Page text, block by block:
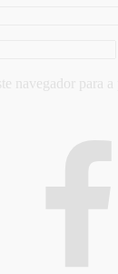
navegador para